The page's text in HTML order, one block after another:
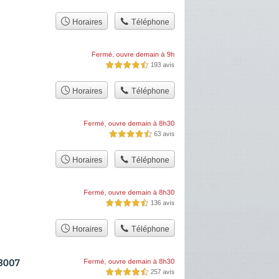
Horaires Téléphone
Fermé, ouvre demain à 9h
4,5 étoiles sur 5 193 avis
Horaires Téléphone
Fermé, ouvre demain à 8h30
4,5 étoiles sur 5 63 avis
Horaires Téléphone
Fermé, ouvre demain à 8h30
4,5 étoiles sur 5 136 avis
Horaires Téléphone
Fermé, ouvre demain à 8h30
4,5 étoiles sur 5 257 avis